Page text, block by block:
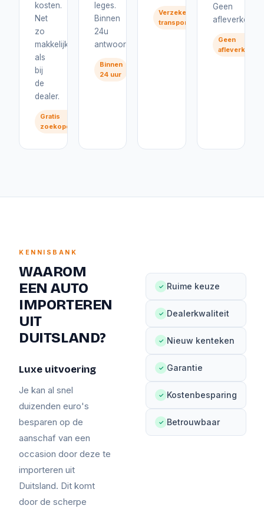
kosten.
Net
zo
makkelijk
als
bij
de
dealer.
Gratis
zoekopdracht
leges.
Binnen
24u
antwoord.
Binnen
24 uur
Verzekerd
transport
Geen
Geen
afleverkosten
KENNISBANK
WAAROM
EEN AUTO
IMPORTEREN
UIT
DUITSLAND?
Luxe uitvoering
Je kan al snel
duizenden euro's
besparen op de
aanschaf van een
occasion door deze te
importeren uit
Duitsland. Dit komt
door de scherpe
✓ Ruime keuze
✓ Dealerkwaliteit
✓ Nieuw kenteken
✓ Garantie
✓ Kostenbesparing
✓ Betrouwbaar